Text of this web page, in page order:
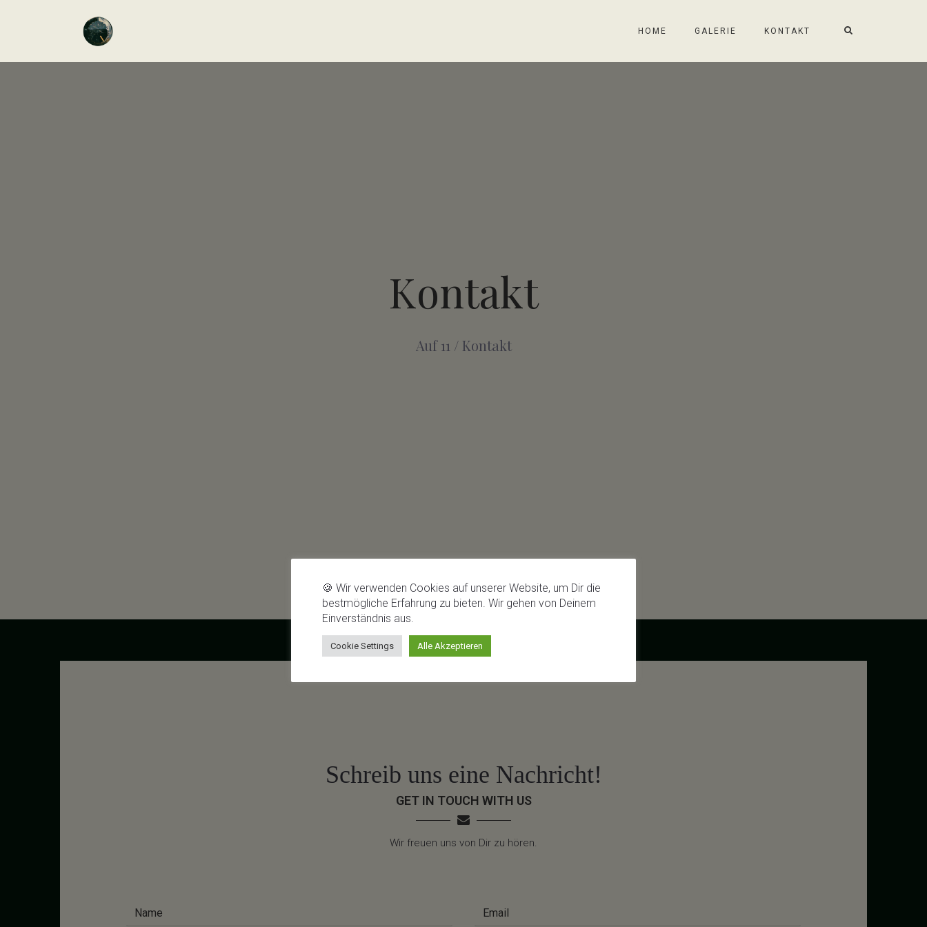
HOME GALERIE KONTAKT
Kontakt
Auf 11 / Kontakt
Schreib uns eine Nachricht!
GET IN TOUCH WITH US
Wir freuen uns von Dir zu hören.
🍪 Wir verwenden Cookies auf unserer Website, um Dir die
bestmögliche Erfahrung zu bieten. Wir gehen von Deinem
Einverständnis aus.
Cookie Settings Alle Akzeptieren